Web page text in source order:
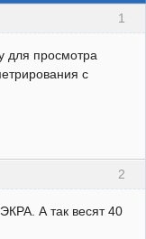
1
для просмотра
с
2
А так весят 40